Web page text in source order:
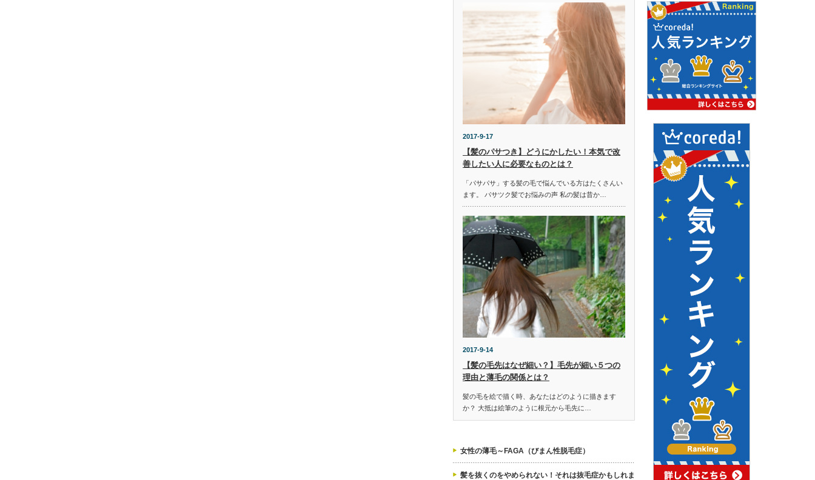
2017-9-17
【髪のパサつき】どうにかしたい！本気で改
善したい人に必要なものとは？
「パサパサ」する髪の毛で悩んでいる方はたくさんい
ます。 パサツク髪でお悩みの声 私の髪は昔か…
2017-9-14
【髪の毛先はなぜ細い？】毛先が細い５つの
理由と薄毛の関係とは？
髪の毛を絵で描く時、あなたはどのように描きます
か？ 大抵は絵筆のように根元から毛先に…
女性の薄毛～FAGA（びまん性脱毛症）
髪を抜くのをやめられない！それは抜毛症かもしれま